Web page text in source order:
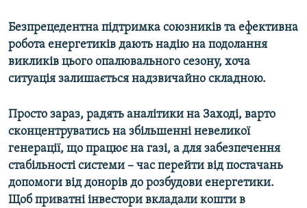
Усі сайти RFE/RL
Безпрецедентна підтримка союзників та ефективна
робота енергетиків дають надію на подолання
викликів цього опалювального сезону, хоча
ситуація залишається надзвичайно складною.
Просто зараз, радять аналітики на Заході, варто
сконцентруватись на збільшенні невеликої
генерації, що працює на газі, а для забезпечення
стабільності системи – час перейти від постачань
допомоги від донорів до розбудови енергетики.
Щоб приватні інвестори вкладали кошти в